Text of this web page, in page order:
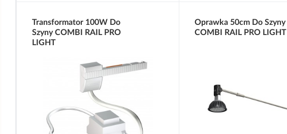
Transformator 100W Do
Szyny COMBI RAIL PRO
LIGHT
Oprawka 50cm Do Szyny
COMBI RAIL PRO LIGHT